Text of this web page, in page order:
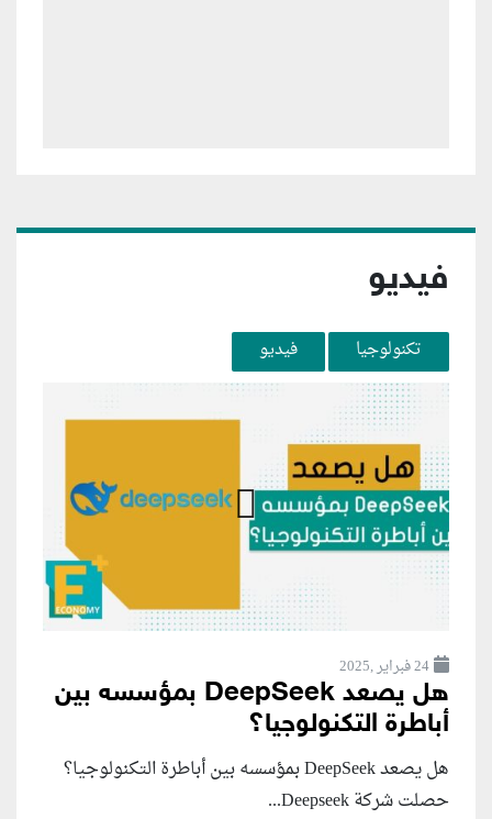
فيديو
تكنولوجيا فيديو
24 فبراير ,2025
هل يصعد DeepSeek بمؤسسه بين
أباطرة التكنولوجيا؟
هل يصعد DeepSeek بمؤسسه بين أباطرة التكنولوجيا؟
حصلت شركة Deepseek...